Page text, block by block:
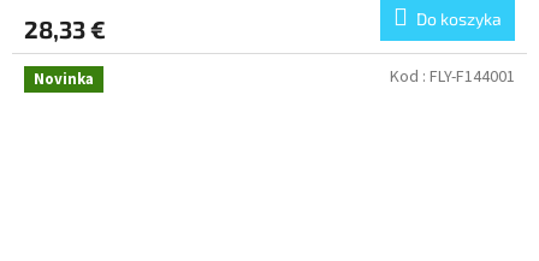
28,33 € Do koszyka
Novinka Kod : FLY-F144001